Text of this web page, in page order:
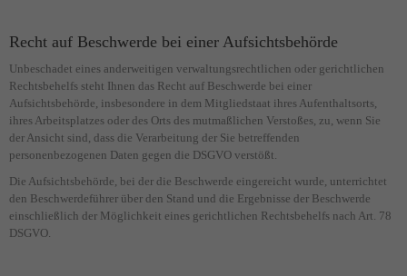
Recht auf Beschwerde bei einer Aufsichtsbehörde
Unbeschadet eines anderweitigen verwaltungsrechtlichen oder gerichtlichen
Rechtsbehelfs steht Ihnen das Recht auf Beschwerde bei einer
Aufsichtsbehörde, insbesondere in dem Mitgliedstaat ihres Aufenthaltsorts,
ihres Arbeitsplatzes oder des Orts des mutmaßlichen Verstoßes, zu, wenn Sie
der Ansicht sind, dass die Verarbeitung der Sie betreffenden
personenbezogenen Daten gegen die DSGVO verstößt.
Die Aufsichtsbehörde, bei der die Beschwerde eingereicht wurde, unterrichtet
den Beschwerdeführer über den Stand und die Ergebnisse der Beschwerde
einschließlich der Möglichkeit eines gerichtlichen Rechtsbehelfs nach Art. 78
DSGVO.